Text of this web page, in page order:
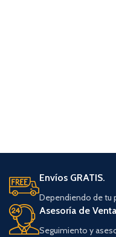
Envíos GRATIS.
Dependiendo de tu
Asesoría de
Seguimiento y